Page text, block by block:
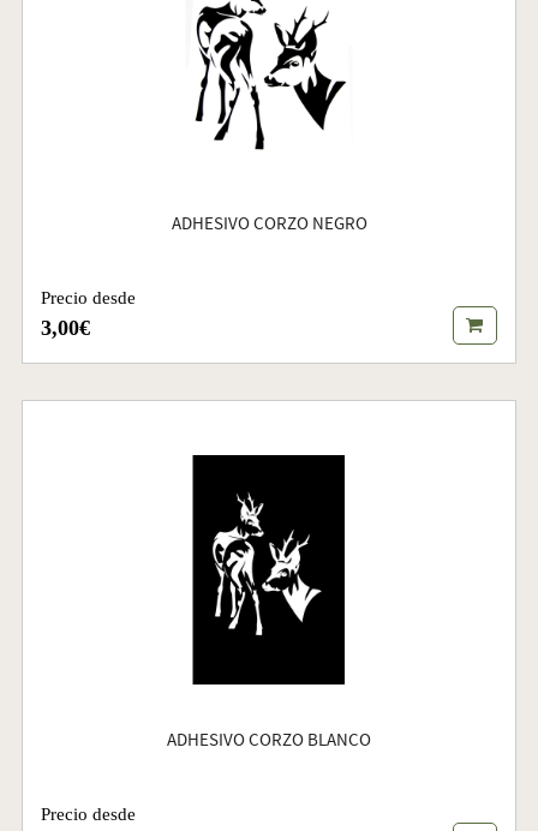
ADHESIVO CORZO NEGRO
Precio desde
3,00€
ADHESIVO CORZO BLANCO
Precio desde